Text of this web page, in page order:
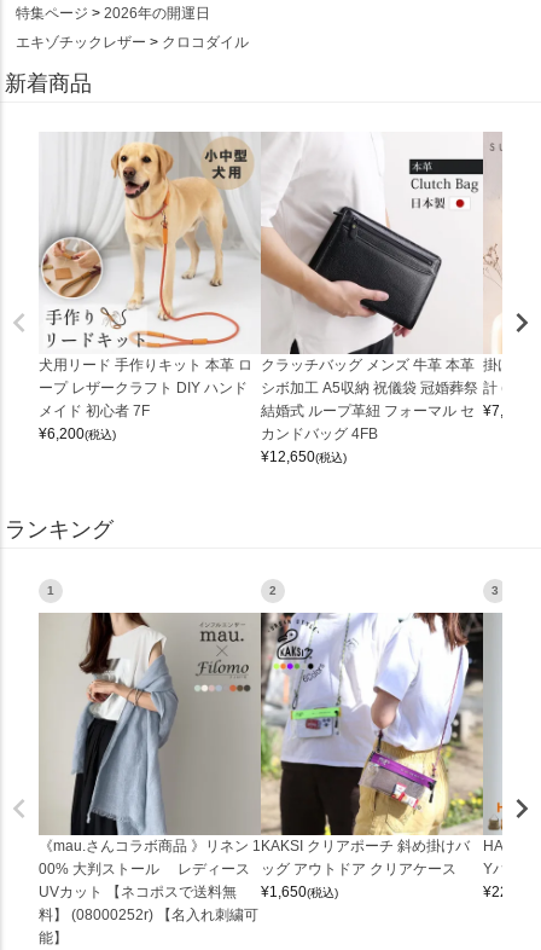
特集ページ
2026年の開運日
エキゾチックレザー
クロコダイル
新着商品
犬用リード 手作りキット 本革 ロ
ープ レザークラフト DIY ハンド
メイド 初心者 7F
¥6,200(税込)
クラッチバッグ メンズ 牛革 本革
シボ加工 A5収納 祝儀袋 冠婚葬祭
結婚式 ループ革紐 フォーマル セ
カンドバッグ 4FB
¥12,650(税込)
掛け時
計
¥7,150
ランキング
1
《mau.さんコラボ商品 》リネン 1
00% 大判ストール レディース
UVカット 【ネコポスで送料無
料】 (08000252r) 【名入れ刺繍可
能】
2
KAKSI クリアポーチ 斜め掛けバ
ッグ アウトドア クリアケース
¥1,650(税込)
3
Yバッグ
¥22,000